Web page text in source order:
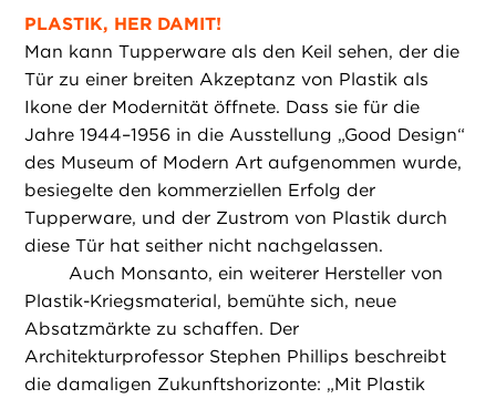
PLASTIK, HER DAMIT!
Man kann Tupperware als den Keil sehen, der die
Tür zu einer breiten Akzeptanz von Plastik als
Ikone der Modernität öffnete. Dass sie für die
Jahre 1944–1956 in die Ausstellung „Good Design“
des Museum of Modern Art aufgenommen wurde,
besiegelte den kommerziellen Erfolg der
Tupperware, und der Zustrom von Plastik durch
diese Tür hat seither nicht nachgelassen.
Auch Monsanto, ein weiterer Hersteller von
Plastik-Kriegsmaterial, bemühte sich, neue
Absatzmärkte zu schaffen. Der
Architekturprofessor Stephen Phillips beschreibt
die damaligen Zukunftshorizonte: „Mit Plastik